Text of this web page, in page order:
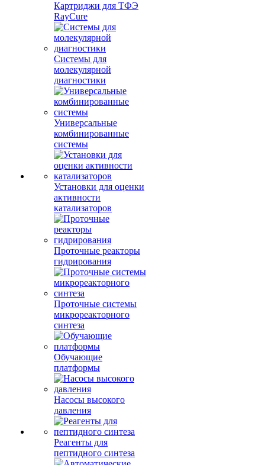
Картриджи для ТФЭ
RayCure
Системы для
молекулярной
диагностики
Универсальные
комбинированные
системы
Установки для оценки
активности
катализаторов
Проточные реакторы
гидрирования
Проточные системы
микрореакторного
синтеза
Обучающие
платформы
Насосы высокого
давления
Реагенты для
пептидного синтеза